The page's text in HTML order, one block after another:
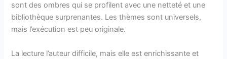
sont des ombres qui se profilent avec une netteté et une
bibliothèque surprenantes. Les thèmes sont universels,
mais l’exécution est peu originale.
La lecture l’auteur difficile, mais elle est enrichissante et